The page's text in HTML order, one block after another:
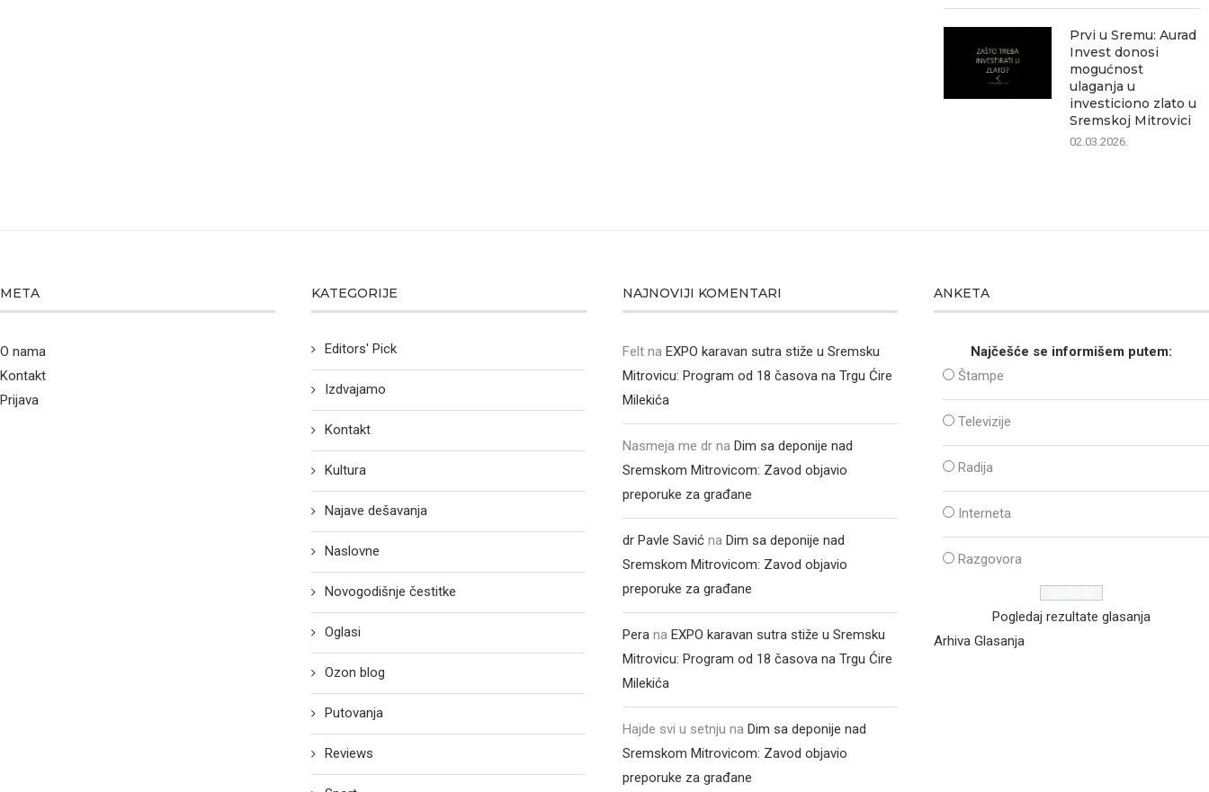
Prvi u Sremu: Aurad
Invest donosi
mogućnost
ulaganja u
investiciono zlato u
Sremskoj Mitrovici
02.03.2026.
META
O nama
Kontakt
Prijava
KATEGORIJE
Editors' Pick
Izdvajamo
Kontakt
Kultura
Najave dešavanja
Naslovne
Novogodišnje čestitke
Oglasi
Ozon blog
Putovanja
Reviews
NAJNOVIJI KOMENTARI
Felt naEXPO karavan sutra stiže u Sremsku
Mitrovicu: Program od 18 časova na Trgu Ćire
Milekića
Nasmeja me dr naDim sa deponije nad
Sremskom Mitrovicom: Zavod objavio
preporuke za građane
dr Pavle Savić naDim sa deponije nad
Sremskom Mitrovicom: Zavod objavio
preporuke za građane
Pera naEXPO karavan sutra stiže u Sremsku
Mitrovicu: Program od 18 časova na Trgu Ćire
Milekića
Hajde svi u setnju naDim sa deponije nad
Sremskom Mitrovicom: Zavod objavio
preporuke za građane
ANKETA
Najčešće se informišem putem:
Štampe
Televizije
Radija
Interneta
Razgovora
Pogledaj rezultate glasanja
Arhiva Glasanja